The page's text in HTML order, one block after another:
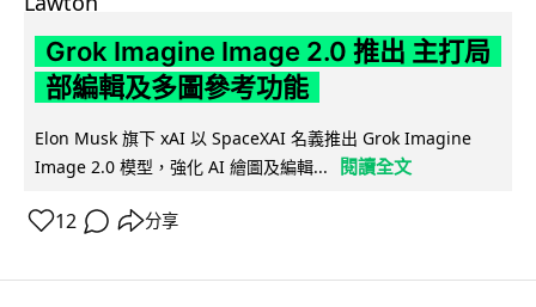
Grok Imagine Image 2.0 推出 主打局
部編輯及多圖參考功能
Elon Musk 旗下 xAI 以 SpaceXAI 名義推出 Grok Imagine
Image 2.0 模型，強化 AI 繪圖及編輯...
閱讀全文
12 分享